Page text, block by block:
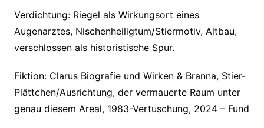
Verdichtung: Riegel als Wirkungsort eines
Augenarztes, Nischenheiligtum/Stiermotiv, Altbau,
verschlossen als historistische Spur.
Fiktion: Clarus Biografie und Wirken & Branna, Stier-
Plättchen/Ausrichtung, der vermauerte Raum unter
genau diesem Areal, 1983-Vertuschung, 2024 – Fund